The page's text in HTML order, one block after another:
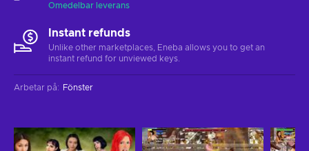
Omedelbar leverans
Instant refunds
Unlike other marketplaces, Eneba allows you to get an
instant refund for unviewed keys.
Arbetar på: Fönster